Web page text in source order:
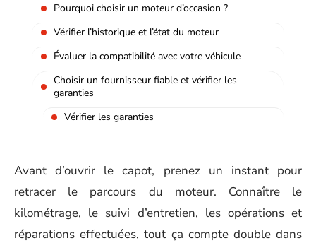
Pourquoi choisir un moteur d’occasion ?
Vérifier l’historique et l’état du moteur
Évaluer la compatibilité avec votre véhicule
Choisir un fournisseur fiable et vérifier les
garanties
Vérifier les garanties
Avant d’ouvrir le capot, prenez un instant pour
retracer le parcours du moteur. Connaître le
kilométrage, le suivi d’entretien, les opérations et
réparations effectuées, tout ça compte double dans